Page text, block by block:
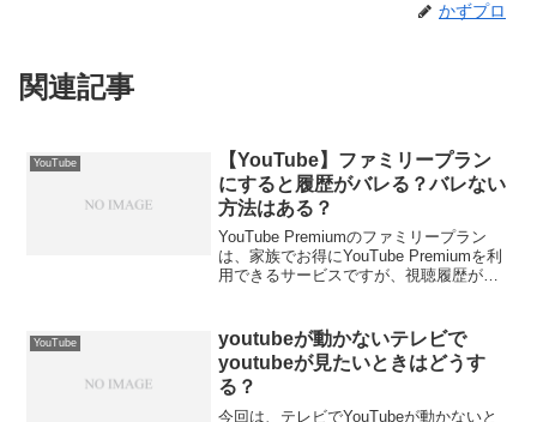
かずプロ
関連記事
YouTube
【YouTube】ファミリープラン
にすると履歴がバレる？バレない
方法はある？
YouTube Premiumのファミリープラン
は、家族でお得にYouTube Premiumを利
用できるサービスですが、視聴履歴がバ
ァミリープランは視聴...
YouTube
youtubeが動かないテレビで
youtubeが見たいときはどうす
る？
今回は、テレビでYouTubeが動かないと